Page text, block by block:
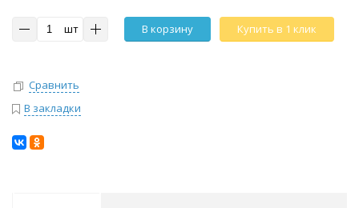
шт В корзину Купить в 1 клик
Сравнить
В закладки